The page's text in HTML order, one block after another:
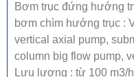
Bơm trục đứng hướng
bơm chìm hướng trục :
vertical axial pump,
column big flow pump,
Lưu lượng : từ 100 m3/